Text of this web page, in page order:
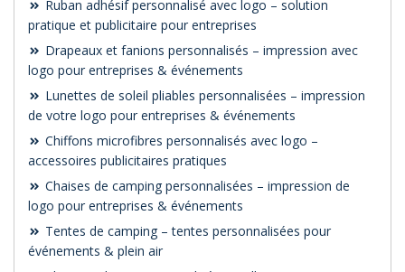
Ruban adhésif personnalisé avec logo – solution
pratique et publicitaire pour entreprises
Drapeaux et fanions personnalisés – impression avec
logo pour entreprises & événements
Lunettes de soleil pliables personnalisées – impression
de votre logo pour entreprises & événements
Chiffons microfibres personnalisés avec logo –
accessoires publicitaires pratiques
Chaises de camping personnalisées – impression de
logo pour entreprises & événements
Tentes de camping – tentes personnalisées pour
événements & plein air